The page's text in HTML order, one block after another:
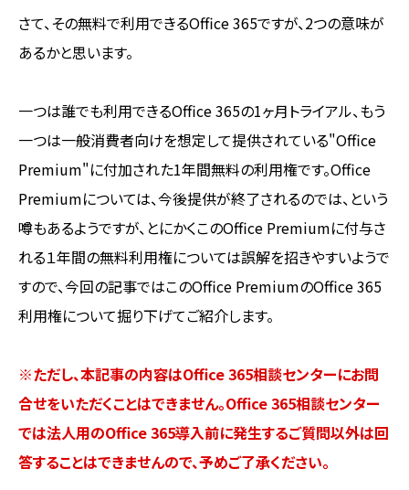
さて、その無料で利用できるOffice 365ですが、2つの意味が
あるかと思います。
一つは誰でも利用できるOffice 365の1ヶ月トライアル、もう
一つは一般消費者向けを想定して提供されている"Office
Premium"に付加された1年間無料の利用権です。Office
Premiumについては、今後提供が終了されるのでは、という
噂もあるようですが、とにかくこのOffice Premiumに付与さ
れる１年間の無料利用権については誤解を招きやすいようで
すので、今回の記事ではこのOffice PremiumのOffice 365
利用権について掘り下げてご紹介します。
※ただし、本記事の内容はOffice 365相談センターにお問
合せをいただくことはできません。Office 365相談センター
では法人用のOffice 365導入前に発生するご質問以外は回
答することはできませんので、予めご了承ください。